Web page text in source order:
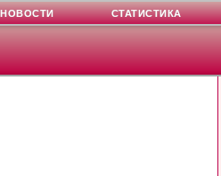
НОВОСТИ СТАТИСТИКА